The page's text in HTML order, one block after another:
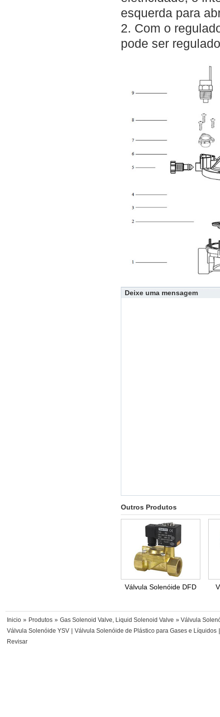
esquerda para
2. Com o
pode ser
Deixe uma mensagem
Outros Produtos
Válvula Solenóide DFD
Inicio » Produtos » Gas Solenoid Valve, Liquid Solenoid Valve » Válvula
Válvula Solenóide YSV | Válvula Solenóide de Plástico para Gases e Líquidos
Revisar